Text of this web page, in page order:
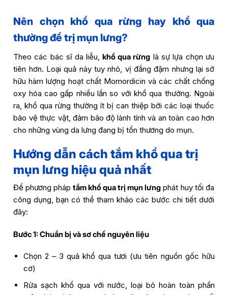
Nên chọn khổ qua rừng hay khổ qua
thường để trị mụn lưng?
Theo các bác sĩ da liễu,khổ qua rừng là sự lựa chọn ưu
tiên hơn. Loại quả này tuy nhỏ, vị đắng đậm nhưng lại sở
hữu hàm lượng hoạt chất Momordicin và các chất chống
oxy hóa cao gấp nhiều lần so với khổ qua thường. Ngoài
ra, khổ qua rừng thường ít bị can thiệp bởi các loại thuốc
bảo vệ thực vật, đảm bảo độ lành tính và an toàn cao hơn
cho những vùng da lưng đang bị tổn thương do mụn.
Hướng dẫn cách tắm khổ qua trị
mụn lưng hiệu quả nhất
Để phương pháptắm khổ qua trị mụn lưng phát huy tối đa
công dụng, bạn có thể tham khảo các bước chi tiết dưới
đây:
Bước 1: Chuẩn bị và sơ chế nguyên liệu
Chọn 2 – 3 quả khổ qua tươi (ưu tiên nguồn gốc hữu
cơ)
Rửa sạch khổ qua với nước, loại bỏ hoàn toàn phần